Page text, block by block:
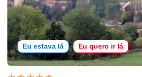
Eu estava lá Eu quero ir lá